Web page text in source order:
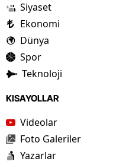
Siyaset
Ekonomi
Dünya
Spor
Teknoloji
KISAYOLLAR
Videolar
Foto Galeriler
Yazarlar